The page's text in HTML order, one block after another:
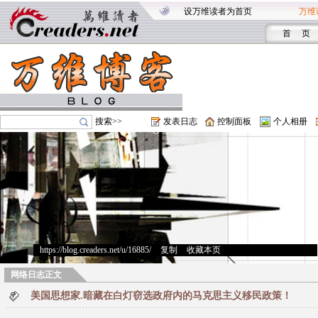
设万维读者为首页 万维
首 页
搜索>> 发表日志 控制面板 个人相册
https://blog.creaders.net/u/16885/> 复制 收藏本页
网络日志正文
美国思想家.暗藏在白灯窃选政府内的马克思主义移民政策！